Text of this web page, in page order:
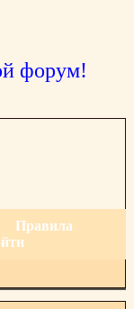
форум!
Правила